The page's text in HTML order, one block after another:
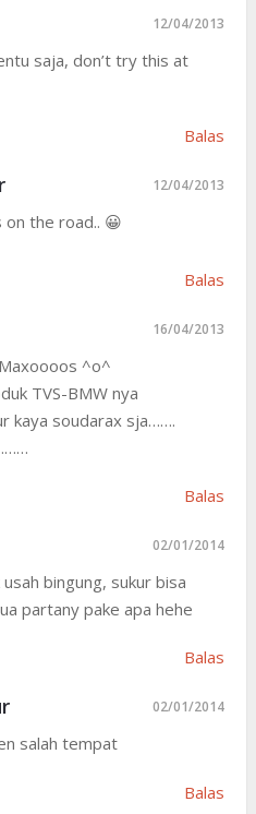
12/04/2013
saja, don’t try this at
Balas
12/04/2013
on the road.. 😀
Balas
16/04/2013
^o^
TVS-BMW nya
kaya soudarax sja…….
Balas
02/01/2014
bingung, sukur bisa
partany pake apa hehe
Balas
02/01/2014
salah tempat
Balas